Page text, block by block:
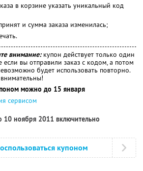
в корзине указать уникальный код
и сумма заказа изменилась;
внимание:купон действует только один
если вы отправили заказ с кодом, а потом
будет использовать повторно.
можно до 15 января
сервисом
10 ноября 2011 включительно
купоном